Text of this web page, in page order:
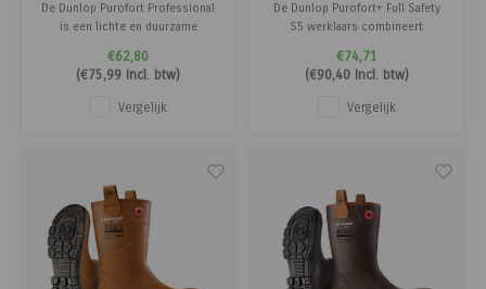
De Dunlop Purofort Professional
is een lichte en duurzame
schokabsorptie en isolatie tot
-20°C, ideaal voor natte
werkomstandigheden.
€62,80
(€75,99 Incl. btw)
Vergelijk
De Dunlop Purofort+ Full Safety
S5 werklaars combineert
uitzonderlijk draagcomfort.
Dankzij de stalen neus & zool,
uitstekende antislip grip &
thermische isolatie tot -20°C is
€74,71
(€90,40Incl. btw)
Vergelijk